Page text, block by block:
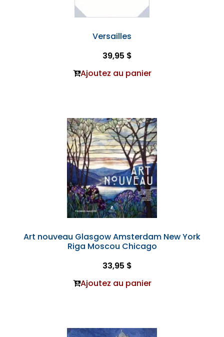
Versailles
39,95 $
Ajoutez au panier
Art nouveau Glasgow Amsterdam New York
Riga Moscou Chicago
33,95 $
Ajoutez au panier